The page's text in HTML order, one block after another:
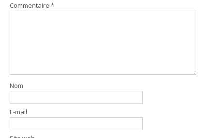
Commentaire *
Nom
E-mail